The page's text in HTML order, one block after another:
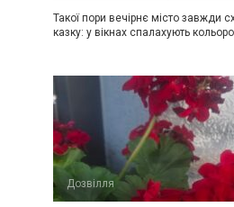
Такої пори вечірнє місто завжди
казку: у вікнах спалахують
Дозвілля